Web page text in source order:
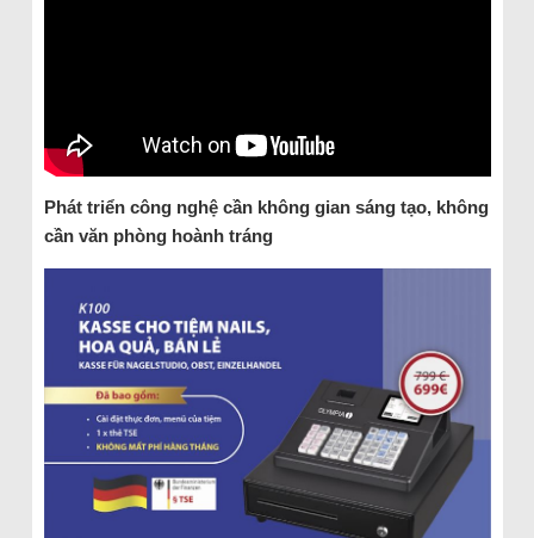
Phát triển công nghệ cần không gian sáng tạo, không
cần văn phòng hoành tráng